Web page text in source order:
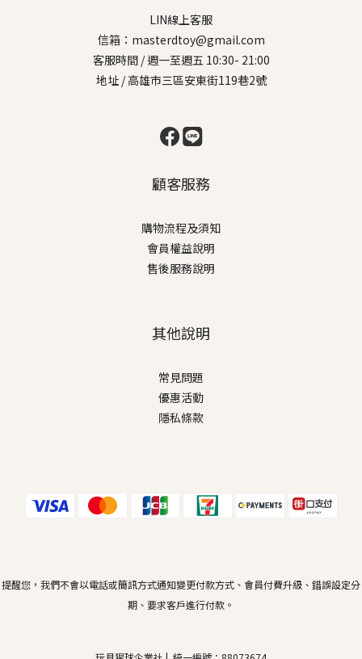
LIN線上客服
信箱：masterdtoy@gmail.com
客服時間 / 週一至週五 10:30- 21:00
地址 / 高雄市三區安東街119巷2號
顧客服務
購物流程及須知
會員權益說明
售後服務說明
其他說明
常見問題
優惠活動
隱私條款
提醒您，我們不會以電話或簡訊方式通知變更付款方式、會員付費升級、錯誤設定分
期、要求客戶進行付款。